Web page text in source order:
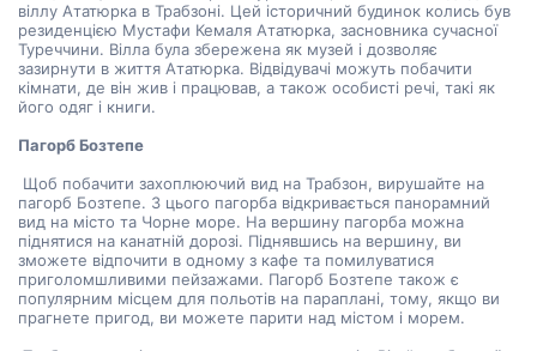
віллу Ататюрка в Трабзоні. Цей історичний будинок колись був
резиденцією Мустафи Кемаля Ататюрка, засновника сучасної
Туреччини. Вілла була збережена як музей і дозволяє
зазирнути в життя Ататюрка. Відвідувачі можуть побачити
кімнати, де він жив і працював, а також особисті речі, такі як
його одяг і книги.
Пагорб Бозтепе
пагорб Бозтепе. З цього пагорба відкривається панорамний
вид на місто та Чорне море. На вершину пагорба можна
піднятися на канатній дорозі. Піднявшись на вершину, ви
зможете відпочити в одному з кафе та помилуватися
приголомшливими пейзажами. Пагорб Бозтепе також є
популярним місцем для польотів на параплані, тому, якщо ви
прагнете пригод, ви можете парити над містом і морем.